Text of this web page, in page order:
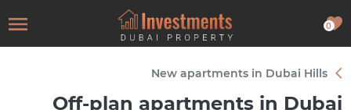
0
New apartments in Dubai Hills
Off-plan apartments in Dubai